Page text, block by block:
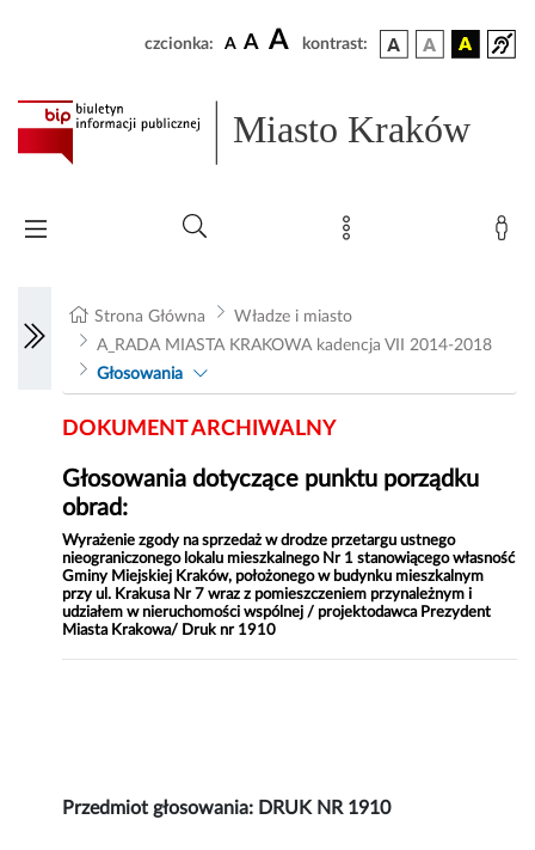
czcionka: A A A kontrast:
Miasto Kraków
Strona Główna
Władze i miasto
A_RADA MIASTA KRAKOWA kadencja VII 2014-2018
Głosowania
DOKUMENT ARCHIWALNY
Głosowania dotyczące punktu porządku
obrad:
Wyrażenie zgody na sprzedaż w drodze przetargu ustnego
nieograniczonego lokalu mieszkalnego Nr 1 stanowiącego własność
Gminy Miejskiej Kraków, położonego w budynku mieszkalnym
przy ul. Krakusa Nr 7 wraz z pomieszczeniem przynależnym i
udziałem w nieruchomości wspólnej / projektodawca Prezydent
Miasta Krakowa/ Druk nr 1910
Przedmiot głosowania: DRUK NR 1910